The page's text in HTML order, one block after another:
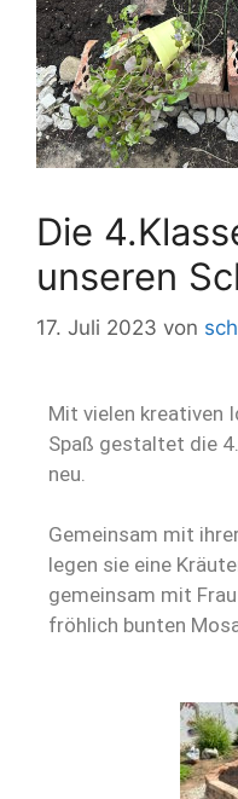
Die
unseren
17. Juli 2023 von
Mit vielen kreativen
Spaß gestaltet die
neu.
Gemeinsam mit
legen sie eine
gemeinsam mit
fröhlich bunten